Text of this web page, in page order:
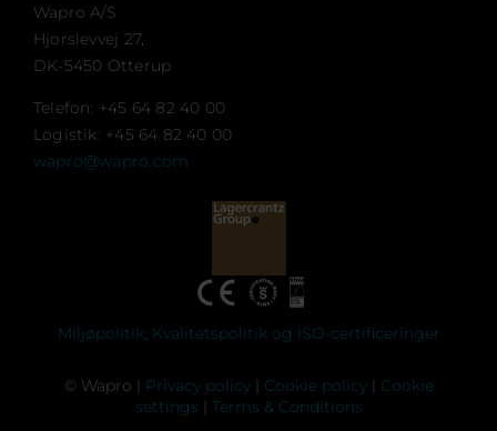
Wapro A/S
Hjorslevvej 27,
DK-5450 Otterup
Telefon: +45 64 82 40 00
Logistik: +45 64 82 40 00
wapro@wapro.com
© Wapro | Privacy policy| Cookie policy| Cookie
settings
Terms & Conditions
Miljøpolitik, Kvalitetspolitik og ISO-certificeringer